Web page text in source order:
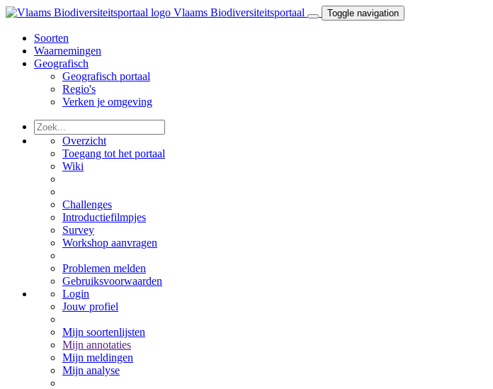
Vlaams Biodiversiteitsportaal Toggle navigation
Soorten
Waarnemingen
Geografisch
Geografisch portaal
Regio's
Verken je omgeving
Overzicht
Toegang tot het portaal
Wiki
Challenges
Introductiefilmpjes
Survey
Workshop aanvragen
Problemen melden
Gebruiksvoorwaarden
Login
Jouw profiel
Mijn soortenlijsten
Mijn annotaties
Mijn meldingen
Mijn analyse